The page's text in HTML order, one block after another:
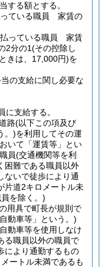
する額とする。
っている職員 家賃の
払っている職員 家賃
2分の1(その控除し
きは、17,000円)を
の支給に関し必要な
に支給する。
路(以下この項及び
。)を利用してその運
いて「運賃等」とい
員(交通機関等を利
困難である職員以外
ないで徒歩により通
片道2キロメートル未
を除く。)
用具で町長が規則で
動車等」という。)
動車等を使用しなけ
る職員以外の職員で
により通勤するもの
ートル未満であるも